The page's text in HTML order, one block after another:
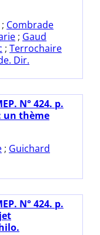
; Combrade
; Gaud
; Terrochaire
Dir.
N° 424. p.
un thème
; Guichard
N° 424. p.